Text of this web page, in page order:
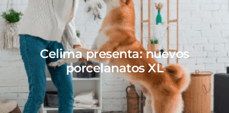
Celima presenta: nuevos
porcelanatos XL